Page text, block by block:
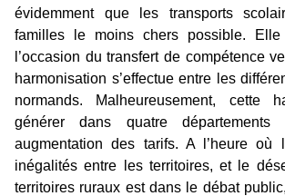
évidemment que les transports
familles le moins chers possible. Elle
l’occasion du transfert de compétence
harmonisation s’effectue entre les
normands. Malheureusement, cette
générer dans quatre
augmentation des tarifs. A l’heure où
inégalités entre les territoires, et le
territoires ruraux est dans le débat